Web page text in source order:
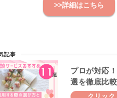
>>詳細はこちら
プロが対応
選を徹底比較